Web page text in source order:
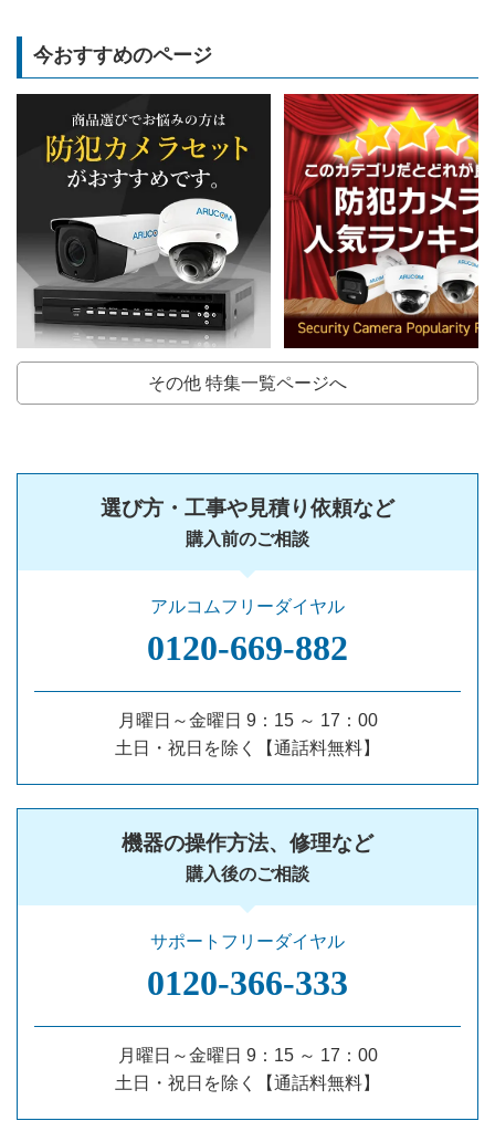
今おすすめのページ
その他 特集一覧ページへ
選び方・工事や見積り依頼など
購入前のご相談
アルコムフリーダイヤル
0120‐669‐882
月曜日～金曜日 9：15 ～ 17：00
土日・祝日を除く【通話料無料】
機器の操作方法、修理など
購入後のご相談
サポートフリーダイヤル
0120‐366‐333
月曜日～金曜日 9：15 ～ 17：00
土日・祝日を除く【通話料無料】